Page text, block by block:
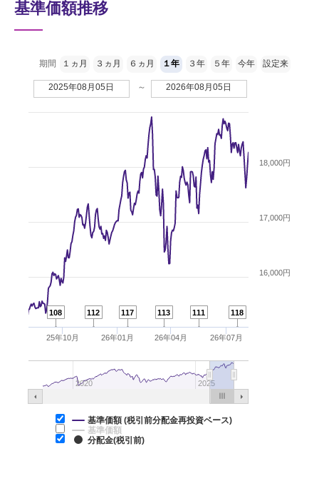
基準価額推移
118
111
113
117
112
108
26年01月 26年07月
25年10月 26年04月
2020 2025
16,000円
17,000円
18,000円
期間 １ヵ月 ３ヵ月 ６ヵ月 １年 ３年 ５年 今年 設定来
2025年08月05日 ～ 2026年08月05日
基準価額 (税引前分配金再投資ベース)
基準価額
分配金(税引前)